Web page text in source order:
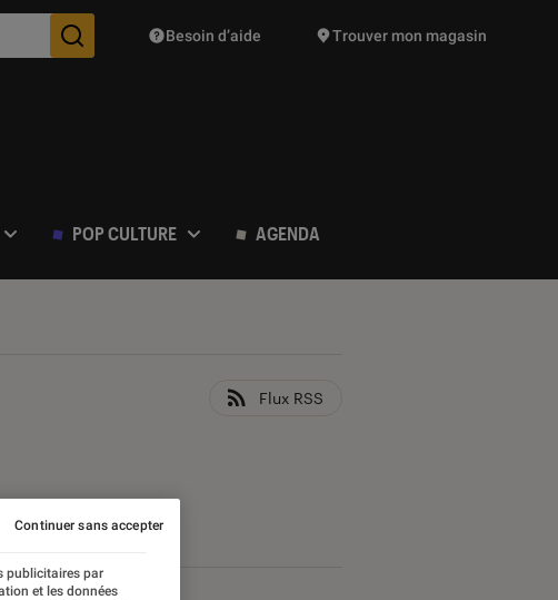
Des suggestions de produits vont vous être proposées
Besoin d’aide Trouver mon magasin
POP CULTURE AGENDA
Flux RSS
publicitaires par
et les données
Continuer sans accepter